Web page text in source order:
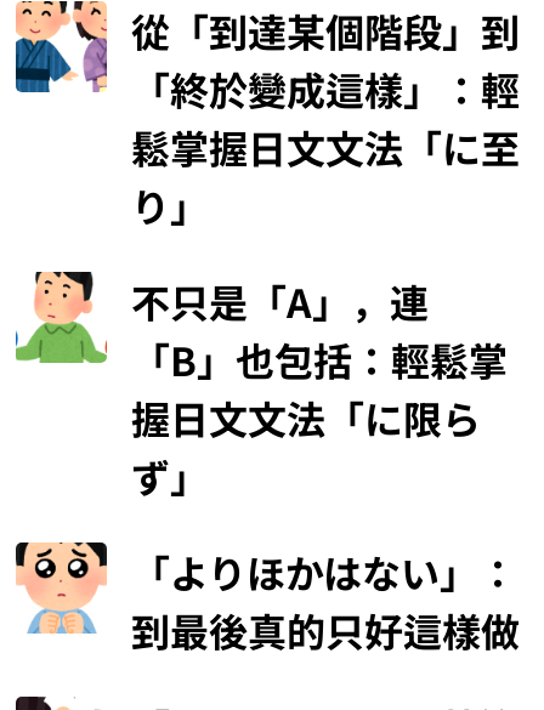
從「到達某個階段」到
「終於變成這樣」：輕
鬆掌握日文文法「に至
り」
不只是「A」，連
「B」也包括：輕鬆掌
握日文文法「に限ら
ず」
「よりほかはない」：
到最後真的只好這樣做